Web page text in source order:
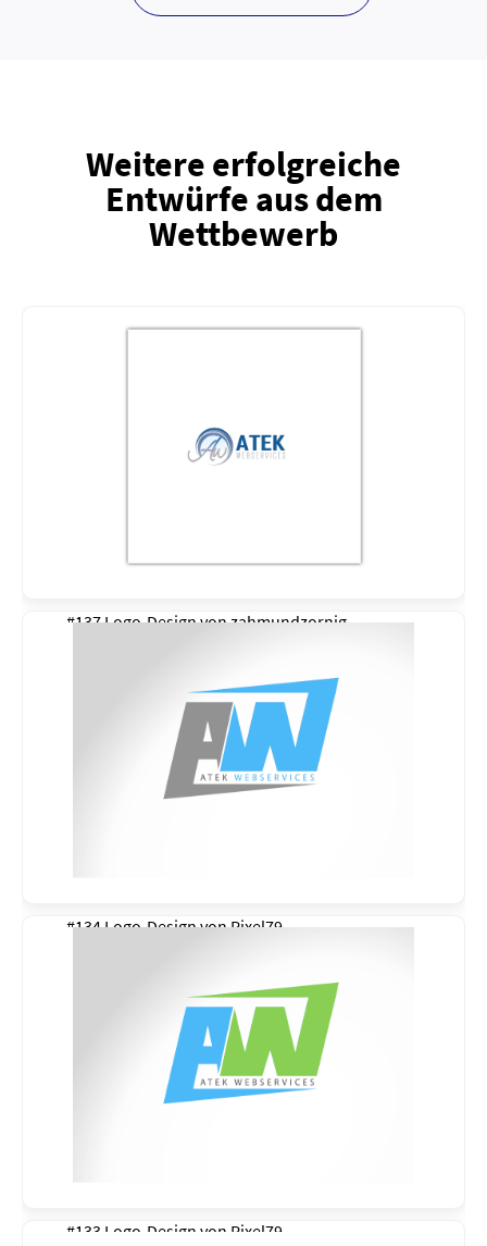
Weitere erfolgreiche
Entwürfe aus dem
Wettbewerb
#137 Logo-Design vonzahmundzornig
#134 Logo-Design vonPixel79
#133 Logo-Design von Pixel79